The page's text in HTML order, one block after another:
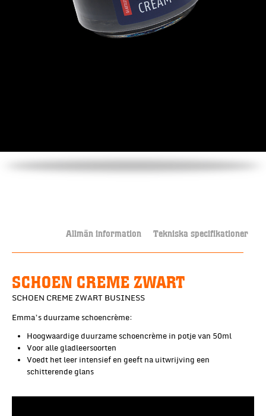
Allmän information Tekniska specifikationer
SCHOEN CREME ZWART
SCHOEN CREME ZWART BUSINESS
Emma’s duurzame schoencrème:
Hoogwaardige duurzame schoencrème in potje van 50ml
Voor alle gladleersoorten
Voedt het leer intensief en geeft na uitwrijving een
schitterende glans